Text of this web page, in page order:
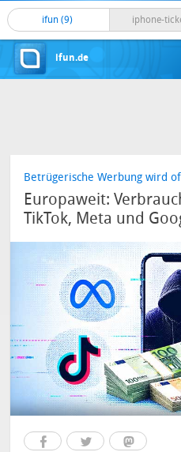
ifun (9) iphone-
ifun.de
Betrügerische Werbung wird
Europaweit:
TikTok, Meta und